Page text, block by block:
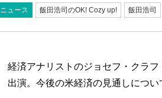
ニュース 飯田浩司のOK! Cozy up! 飯田浩司
経済アナリストのジョセフ・クラ
出演。今後の米経済の見通しについ